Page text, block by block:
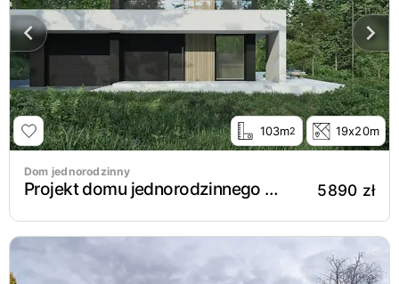
103m2 19x20m
Dom jednorodzinny
Projekt domu jednorodzinnego New House 753 G1 5890 zł